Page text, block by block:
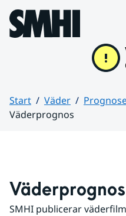
Hoppa till sidans innehåll
Start Väder
Väderprognos
Väderprognos
SMHI publicerar